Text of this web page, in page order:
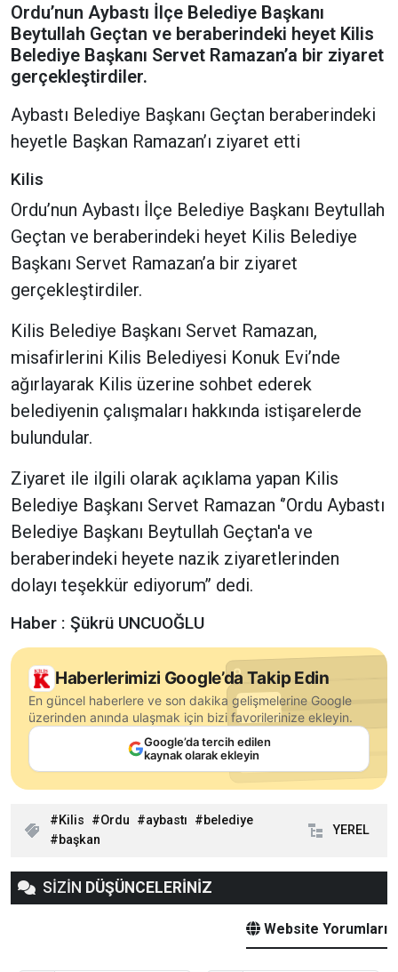
Ordu’nun Aybastı İlçe Belediye Başkanı
Beytullah Geçtan ve beraberindeki heyet Kilis
Belediye Başkanı Servet Ramazan’a bir ziyaret
gerçekleştirdiler.
Aybastı Belediye Başkanı Geçtan beraberindeki
heyetle Başkan Ramazan’ı ziyaret etti
Kilis
Ordu’nun Aybastı İlçe Belediye Başkanı Beytullah
Geçtan ve beraberindeki heyet Kilis Belediye
Başkanı Servet Ramazan’a bir ziyaret
gerçekleştirdiler.
Kilis Belediye Başkanı Servet Ramazan,
misafirlerini Kilis Belediyesi Konuk Evi’nde
ağırlayarak Kilis üzerine sohbet ederek
belediyenin çalışmaları hakkında istişarelerde
bulundular.
Ziyaret ile ilgili olarak açıklama yapan Kilis
Belediye Başkanı Servet Ramazan ‘’Ordu Aybastı
Belediye Başkanı Beytullah Geçtan'a ve
beraberindeki heyete nazik ziyaretlerinden
dolayı teşekkür ediyorum’’ dedi.
Haber : Şükrü UNCUOĞLU
Haberlerimizi Google’da Takip Edin
En güncel haberlere ve son dakika gelişmelerine Google
üzerinden anında ulaşmak için bizi favorilerinize ekleyin.
Google’da tercih edilen
kaynak olarak ekleyin
Kilis Ordu aybastı
belediye
başkan
YEREL
SİZİN DÜŞÜNCELERİNİZ
Website Yorumları